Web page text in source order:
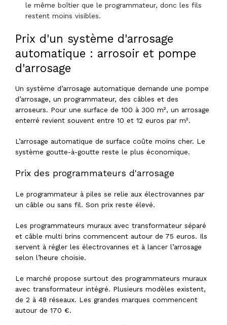
le même boîtier que le programmateur, donc les fils
restent moins visibles.
Prix d'un système d'arrosage
automatique : arrosoir et pompe
d'arrosage
Un système d’arrosage automatique demande une pompe
d’arrosage, un programmateur, des câbles et des
arroseurs. Pour une surface de 100 à 300 m², un arrosage
enterré revient souvent entre 10 et 12 euros par m².
L’arrosage automatique de surface coûte moins cher. Le
système goutte-à-goutte reste le plus économique.
Prix des programmateurs d'arrosage
Le programmateur à piles se relie aux électrovannes par
un câble ou sans fil. Son prix reste élevé.
Les programmateurs muraux avec transformateur séparé
et câble multi brins commencent autour de 75 euros. Ils
servent à régler les électrovannes et à lancer l’arrosage
selon l’heure choisie.
Le marché propose surtout des programmateurs muraux
avec transformateur intégré. Plusieurs modèles existent,
de 2 à 48 réseaux. Les grandes marques commencent
autour de 170 €.